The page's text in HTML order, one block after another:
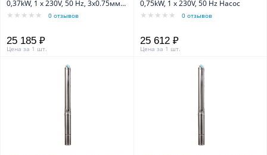
0,37kW, 1 х 230V, 50 Hz, 3х0.75мм2
30м Насос
0 отзывов
25 185 ₽
Цена за 1 шт.
0,75kW, 1 х 230V, 50 Hz Насос
0 отзывов
25 612 ₽
Цена за 1 шт.